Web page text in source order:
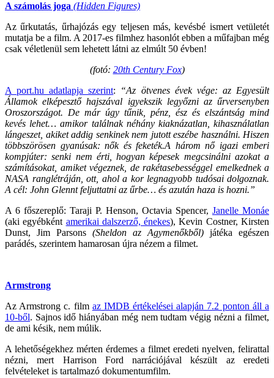
A számolás joga (Hidden Figures)
Az űrkutatás, űrhajózás egy teljesen más, kevésbé ismert vetületét
mutatja be a film. A 2017-es filmhez hasonlót ebben a műfajban még
csak véletlenül sem lehetett látni az elmúlt 50 évben!
(fotó: 20th Century Fox)
A port.hu adatlapja szerint: “Az ötvenes évek vége: az Egyesült
Államok elképesztő hajszával igyekszik legyőzni az űrversenyben
Oroszországot. De már úgy tűnik, pénz, ész és elszántság mind
kevés lehet… amikor találnak néhány kiaknázatlan, kihasználatlan
lángeszet, akiket addig senkinek nem jutott eszébe használni. Hiszen
többszörösen gyanúsak: nők és feketék.A három nő igazi emberi
kompjúter: senki nem érti, hogyan képesek megcsinálni azokat a
számításokat, amiket végeznek, de rakétasebességgel emelkednek a
NASA ranglétráján, ott, ahol a kor legnagyobb tudósai dolgoznak.
A cél: John Glennt feljuttatni az űrbe… és azután haza is hozni.”
A 6 főszereplő: Taraji P. Henson, Octavia Spencer, Janelle Monáe
(aki egyébként amerikai dalszerző, énekes), Kevin Costner, Kirsten
Dunst, Jim Parsons (Sheldon az Agymenőkből) játéka egészen
parádés, szerintem hamarosan újra nézem a filmet.
Armstrong
Az Armstrong c. film az IMDB értékelései alapján 7.2 ponton áll a
10-ből. Sajnos idő hiányában még nem tudtam végig nézni a filmet,
de ami késik, nem múlik.
A lehetőségekhez mérten érdemes a filmet eredeti nyelven, felirattal
nézni, mert Harrison Ford narrációjával készült az eredeti
felvételeket is tartalmazó dokumentumfilm.